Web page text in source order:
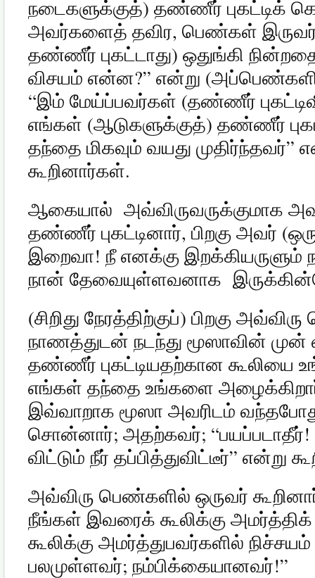
நடைகளுக்குத்) தண்ணீர் புகட்டிக்
அவர்களைத் தவிர, பெண்கள்
தண்ணீர் புகட்டாது) ஒதுங்கி
விசயம் என்ன?” என்று (
“இம் மேய்ப்பவர்கள் (தண்ணீர்
எங்கள் (ஆடுகளுக்குத்) தண்ணீர்
தந்தை மிகவும் வயது முதிர்ந்தவர்”
கூறினார்கள்.
ஆகையால் அவ்விருவருக்குமாக
தண்ணீர் புகட்டினார், பிறகு அவர் (
இறைவா! நீ எனக்கு இறக்கியருளும்
நான் தேவையுள்ளவனாக
(சிறிது நேரத்திற்குப்) பிறகு
நாணத்துடன் நடந்து மூஸாவின் முன்
தண்ணீர் புகட்டியதற்கான கூலியை
எங்கள் தந்தை உங்களை
இவ்வாறாக மூஸா அவரிடம்
சொன்னார்; அதற்கவர்; “பயப்படாதீர்!
விட்டும் நீர் தப்பித்துவிட்டீர்” என்று
அவ்விரு பெண்களில் ஒருவர்
நீங்கள் இவரைக் கூலிக்கு
கூலிக்கு அமர்த்துபவர்களில்
பலமுள்ளவர்; நம்பிக்கையானவர்!”